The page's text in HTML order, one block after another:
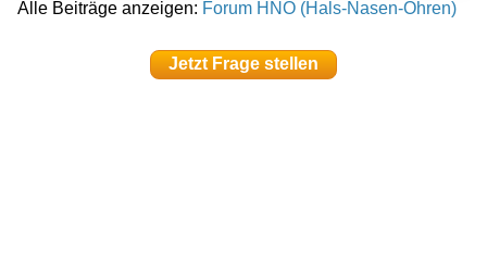
Alle Beiträge anzeigen: Forum HNO (Hals-Nasen-Ohren)
Jetzt Frage stellen